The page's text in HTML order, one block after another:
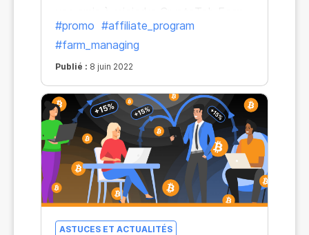
vos amis à rejoindre CryptoTab Farm -
et sfaites-le > parmi les premiers !
#promo #affiliate_program
#farm_managing
Publié : 8 juin 2022
ASTUCES ET ACTUALITÉS